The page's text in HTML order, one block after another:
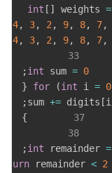
int [ ] weights =
4, 3, 2 , 9, 8, 7,
4, 3, 2 , 9, 8, 7,
33
int sum = 0
;
for (int i = 0
{
+= digits [i
;
37
}
38
int remainder =
;
remainder < 2